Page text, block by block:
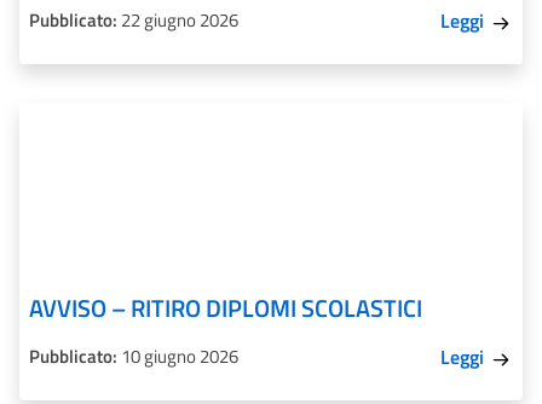
Pubblicato: 22 giugno 2026 Leggi
AVVISO – RITIRO DIPLOMI SCOLASTICI
Pubblicato: 10 giugno 2026 Leggi